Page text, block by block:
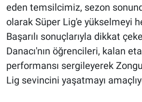
eden temsilcimiz, sezon
olarak Süper Lig'e yükselmeyi
Başarılı sonuçlarıyla dikkat
Danacı'nın öğrencileri, kalan
performansı sergileyerek
Lig sevincini yaşatmayı